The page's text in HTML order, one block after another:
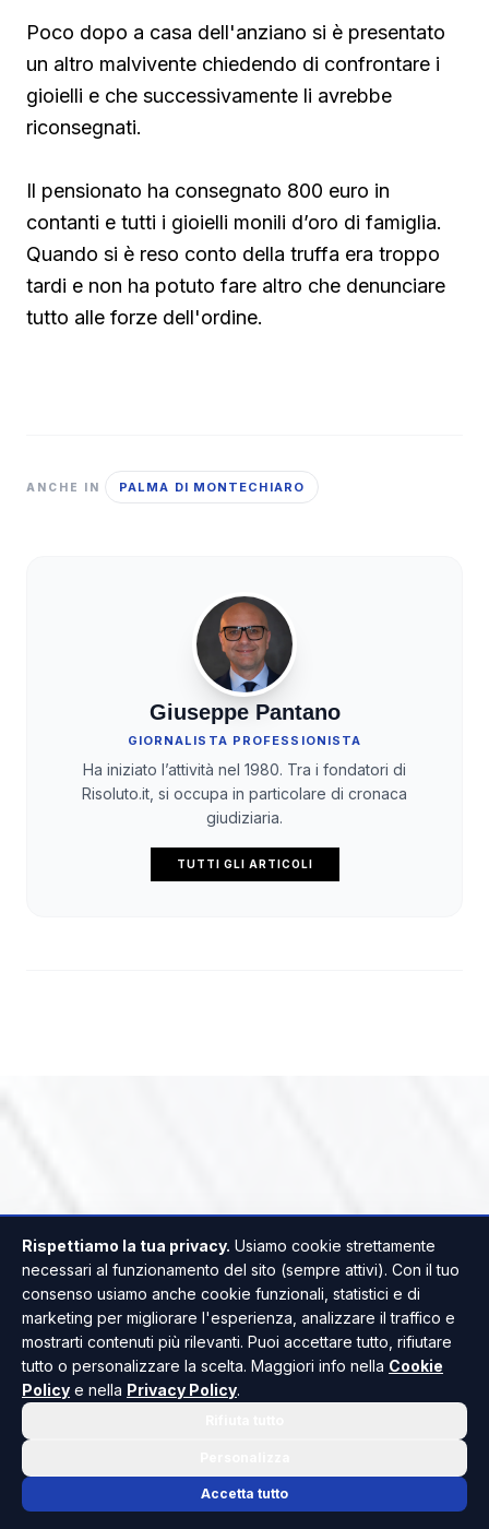
Poco dopo a casa dell'anziano si è presentato
un altro malvivente chiedendo di confrontare i
gioielli e che successivamente li avrebbe
riconsegnati.
Il pensionato ha consegnato 800 euro in
contanti e tutti i gioielli monili d’oro di famiglia.
Quando si è reso conto della truffa era troppo
tardi e non ha potuto fare altro che denunciare
tutto alle forze dell'ordine.
ANCHE IN PALMA DI MONTECHIARO
Giuseppe Pantano
GIORNALISTA PROFESSIONISTA
Ha iniziato l’attività nel 1980. Tra i fondatori di
Risoluto.it, si occupa in particolare di cronaca
giudiziaria.
TUTTI GLI ARTICOLI
Rispettiamo la tua privacy. Usiamo cookie strettamente
necessari al funzionamento del sito (sempre attivi). Con il tuo
consenso usiamo anche cookie funzionali, statistici e di
marketing per migliorare l'esperienza, analizzare il traffico e
mostrarti contenuti più rilevanti. Puoi accettare tutto, rifiutare
tutto o personalizzare la scelta. Maggiori info nella Cookie
Policy e nella Privacy Policy.
Accetta tutto